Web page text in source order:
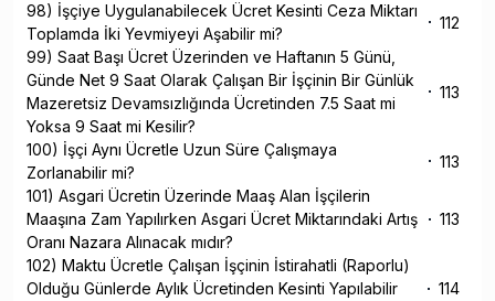
98) İşçiye Uygulanabilecek Ücret Kesinti Ceza Miktarı
Toplamda İki Yevmiyeyi Aşabilir mi?
112
99) Saat Başı Ücret Üzerinden ve Haftanın 5 Günü,
Günde Net 9 Saat Olarak Çalışan Bir İşçinin Bir Günlük
Mazeretsiz Devamsızlığında Ücretinden 7.5 Saat mi
Yoksa 9 Saat mi Kesilir?
113
100) İşçi Aynı Ücretle Uzun Süre Çalışmaya
Zorlanabilir mi?
113
101) Asgari Ücretin Üzerinde Maaş Alan İşçilerin
Maaşına Zam Yapılırken Asgari Ücret Miktarındaki Artış
Oranı Nazara Alınacak mıdır?
113
102) Maktu Ücretle Çalışan İşçinin İstirahatli (Raporlu)
Olduğu Günlerde Aylık Ücretinden Kesinti Yapılabilir
114